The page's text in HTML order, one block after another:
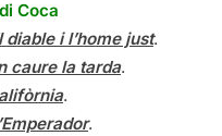
Coca
diable i l’home just.
caure la tarda.
.
.